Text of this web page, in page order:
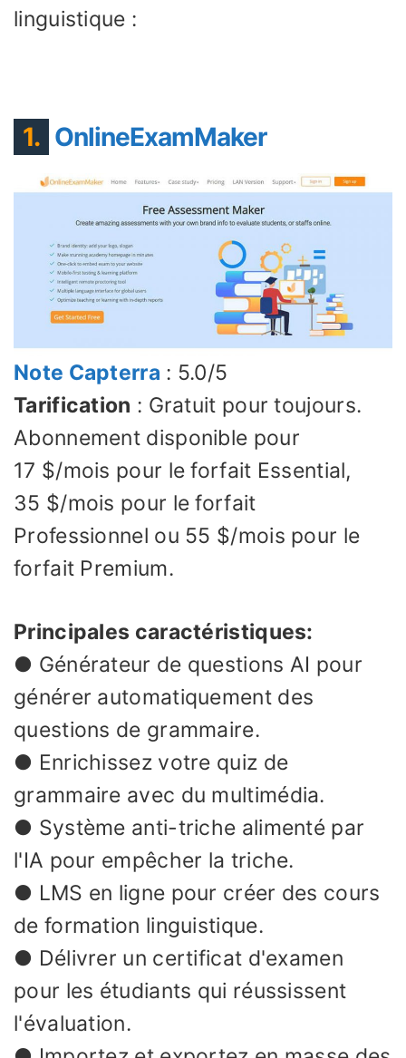
linguistique :
1. OnlineExamMaker
Note Capterra : 5.0/5
Tarification : Gratuit pour toujours.
Abonnement disponible pour
17 $/mois pour le forfait Essential,
35 $/mois pour le forfait
Professionnel ou 55 $/mois pour le
forfait Premium.
Principales caractéristiques:
● Générateur de questions AI pour
générer automatiquement des
questions de grammaire.
● Enrichissez votre quiz de
grammaire avec du multimédia.
● Système anti-triche alimenté par
l'IA pour empêcher la triche.
● LMS en ligne pour créer des cours
de formation linguistique.
● Délivrer un certificat d'examen
pour les étudiants qui réussissent
l'évaluation.